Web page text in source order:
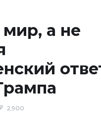
а не
2,900